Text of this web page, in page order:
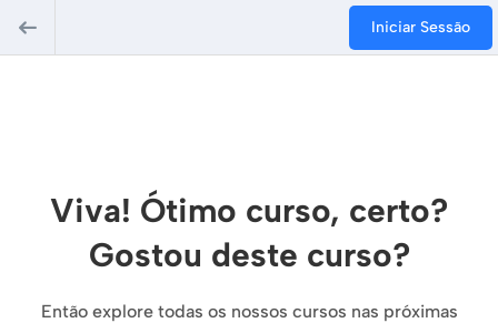
Iniciar Sessão
Viva! Ótimo curso, certo?
Gostou deste curso?
Então explore todas os nossos cursos nas próximas